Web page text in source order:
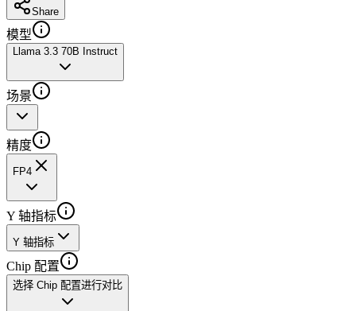
Share
模型
Llama 3.3 70B Instruct
场景
精度
FP4
Y 轴指标
Y 轴指标
Chip 配置
选择 Chip 配置进行对比